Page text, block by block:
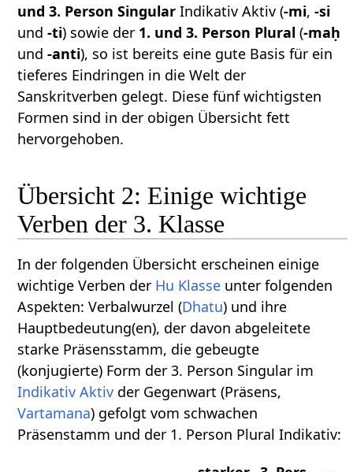
und 3. Person Singular Indikativ Aktiv (-mi,-si
und-ti) sowie der 1. und 3. Person Plural (-maḥ
und-anti), so ist bereits eine gute Basis für ein
tieferes Eindringen in die Welt der
Sanskritverben gelegt. Diese fünf wichtigsten
Formen sind in der obigen Übersicht fett
hervorgehoben.
Übersicht 2: Einige wichtige
Verben der 3. Klasse
In der folgenden Übersicht erscheinen einige
wichtige Verben der Hu Klasse unter folgenden
Aspekten: Verbalwurzel (Dhatu) und ihre
Hauptbedeutung(en), der davon abgeleitete
starke Präsensstamm, die gebeugte
(konjugierte) Form der 3. Person Singular im
Indikativ Aktiv der Gegenwart (Präsens,
Vartamana) gefolgt vom schwachen
Präsenstamm und der 1. Person Plural Indikativ: